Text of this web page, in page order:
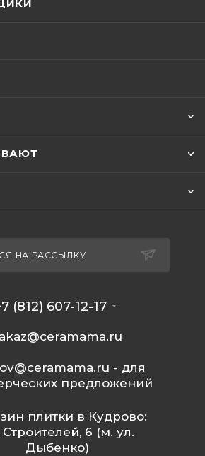
НА РАССЫЛКУ
(812) 607-12-17
- для
предложений
плитки в Кудрово:
Строителей, 6 (м. ул.
Дыбенко)